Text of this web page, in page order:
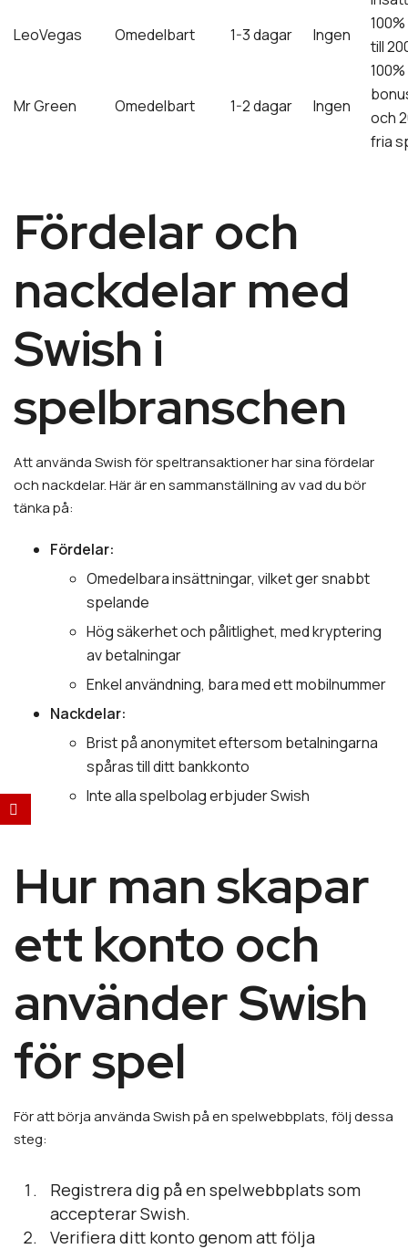
LeoVegas
Omedelbart 1-3 dagar Ingen
till
Mr Green Omedelbart 1-2 dagar Ingen
100%
och
fria
Fördelar och
nackdelar med
Swish i
spelbranschen
Att använda Swish för speltransaktioner har sina fördelar
och nackdelar. Här är en sammanställning av vad du bör
tänka på:
Fördelar:
Omedelbara insättningar, vilket ger snabbt
spelande
Hög säkerhet och pålitlighet, med kryptering
av betalningar
Enkel användning, bara med ett mobilnummer
Nackdelar:
Brist på anonymitet eftersom betalningarna
spåras till ditt bankkonto
Inte alla spelbolag erbjuder Swish
Hur man skapar
ett konto och
använder Swish
för spel
För att börja använda Swish på en spelwebbplats, följ dessa
steg:
Registrera dig på en spelwebbplats som
accepterar Swish.
Verifiera ditt konto genom att följa